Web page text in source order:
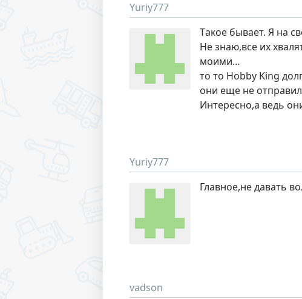
Yuriy777
Tакое бывает. Я на
Не знаю,все их
моими…
то то Hobby King
они еще не
Интересно,а ведь
Yuriy777
Главное,не давать
vadson